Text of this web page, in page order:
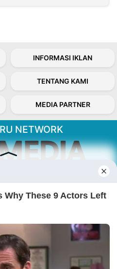
INFORMASI IKLAN
TENTANG KAMI
MEDIA PARTNER
NETWORK
berita aktual dan
Kabarbaru